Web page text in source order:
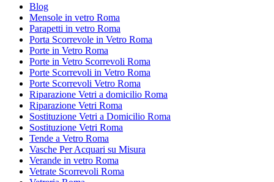
Blog
Mensole in vetro Roma
Parapetti in vetro Roma
Porta Scorrevole in Vetro Roma
Porte in Vetro Roma
Porte in Vetro Scorrevoli Roma
Porte Scorrevoli in Vetro Roma
Porte Scorrevoli Vetro Roma
Riparazione Vetri a domicilio Roma
Riparazione Vetri Roma
Sostituzione Vetri a Domicilio Roma
Sostituzione Vetri Roma
Tende a Vetro Roma
Vasche Per Acquari su Misura
Verande in vetro Roma
Vetrate Scorrevoli Roma